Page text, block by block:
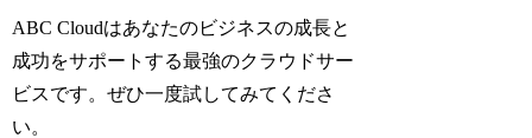
ABC Cloudはあなたのビジネスの成長と
成功をサポートする最強のクラウドサー
ビスです。ぜひ一度試してみてくださ
い。